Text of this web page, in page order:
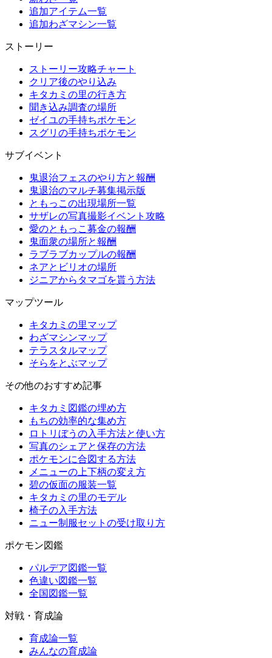
追加アイテム一覧
追加わざマシン一覧
ストーリー
ストーリー攻略チャート
クリア後のやり込み
キタカミの里の行き方
聞き込み調査の場所
ゼイユの手持ちポケモン
スグリの手持ちポケモン
サブイベント
鬼退治フェスのやり方と報酬
鬼退治のマルチ募集掲示版
ともっこの出現場所一覧
サザレの写真撮影イベント攻略
愛のともっこ募金の報酬
鬼面衆の場所と報酬
ラブラブカップルの報酬
ネアとビリオの場所
ジニアからタマゴを貰う方法
マップツール
キタカミの里マップ
わざマシンマップ
テラスタルマップ
そらをとぶマップ
その他のおすすめ記事
キタカミ図鑑の埋め方
もちの効率的な集め方
ロトリぼうの入手方法と使い方
写真のシェアと保存の方法
ポケモンに合図する方法
メニューの上下柄の変え方
碧の仮面の服装一覧
キタカミの里のモデル
椅子の入手方法
ニュー制服セットの受け取り方
ポケモン図鑑
パルデア図鑑一覧
色違い図鑑一覧
全国図鑑一覧
対戦・育成論
育成論一覧
みんなの育成論